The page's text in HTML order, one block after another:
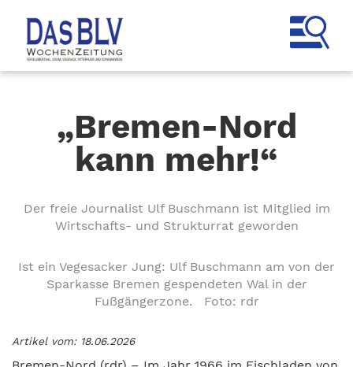
„Bremen-Nord
kann mehr!“
Der freie Journalist Ulf Buschmann ist Mitglied im
Wirtschafts- und Strukturrat geworden
Ist ein Vegesacker Jung: Ulf Buschmann am von der
Sparkasse Bremen gespendeten Wal in der
Fußgängerzone. Foto: rdr
Artikel vom: 18.06.2026